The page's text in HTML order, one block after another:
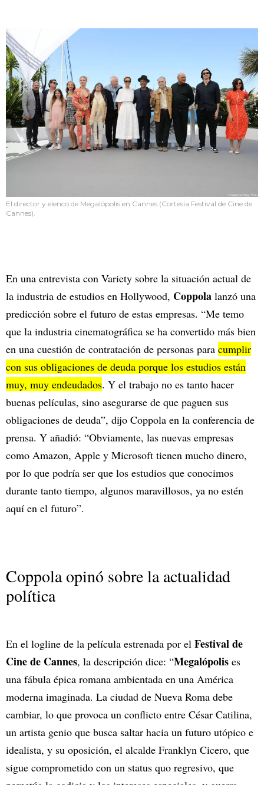
El director y elenco de Megalópolis en Cannes (Cortesía Festival de Cine de
Cannes).
En una entrevista con Variety sobre la situación actual de
la industria de estudios en Hollywood, Coppola lanzó una
predicción sobre el futuro de estas empresas. “Me temo
que la industria cinematográfica se ha convertido más bien
en una cuestión de contratación de personas para cumplir
con sus obligaciones de deuda porque los estudios están
muy, muy endeudados. Y el trabajo no es tanto hacer
buenas películas, sino asegurarse de que paguen sus
obligaciones de deuda”, dijo Coppola en la conferencia de
prensa. Y añadió: “Obviamente, las nuevas empresas
como Amazon, Apple y Microsoft tienen mucho dinero,
por lo que podría ser que los estudios que conocimos
durante tanto tiempo, algunos maravillosos, ya no estén
aquí en el futuro”.
Coppola opinó sobre la actualidad
política
En el logline de la película estrenada por el Festival de
Cine de Cannes, la descripción dice: “Megalópolis es
una fábula épica romana ambientada en una América
moderna imaginada. La ciudad de Nueva Roma debe
cambiar, lo que provoca un conflicto entre César Catilina,
un artista genio que busca saltar hacia un futuro utópico e
idealista, y su oposición, el alcalde Franklyn Cicero, que
sigue comprometido con un status quo regresivo, que